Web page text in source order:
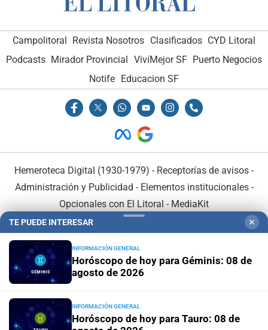
Campolitoral Revista Nosotros Clasificados CYD Litoral
Podcasts Mirador Provincial VivíMejor SF Puerto Negocios
Notife Educacion SF
Hemeroteca Digital (1930-1979) - Receptorías de avisos -
Administración y Publicidad - Elementos institucionales-
Opcionales con El Litoral - MediaKit
En Asociación con:
TE PUEDE INTERESAR ✕
INFORMACIÓN GENERAL
Horóscopo de hoy para Géminis: 08 de
agosto de 2026
INFORMACIÓN GENERAL
Horóscopo de hoy para Tauro: 08 de